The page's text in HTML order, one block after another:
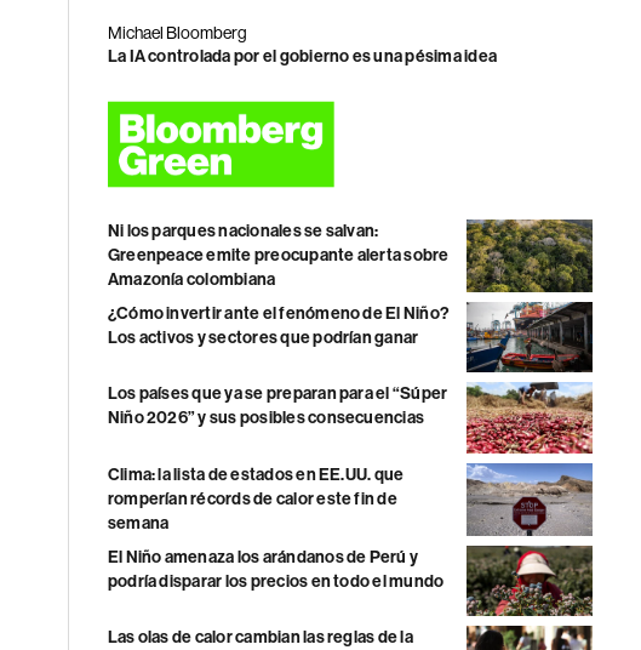
Michael Bloomberg
La IA controlada por el gobierno es una pésima idea
Ni los parques nacionales se salvan:
Greenpeace emite preocupante alerta sobre
Amazonía colombiana
¿Cómo invertir ante el fenómeno de El Niño?
Los activos y sectores que podrían ganar
Los países que ya se preparan para el “Súper
Niño 2026” y sus posibles consecuencias
Clima: la lista de estados en EE.UU. que
romperían récords de calor este fin de
semana
El Niño amenaza los arándanos de Perú y
podría disparar los precios en todo el mundo
Las olas de calor cambian las reglas de la